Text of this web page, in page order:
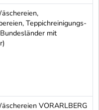
Färber und
Teppichreinigungs-
mit
VORARLBERG